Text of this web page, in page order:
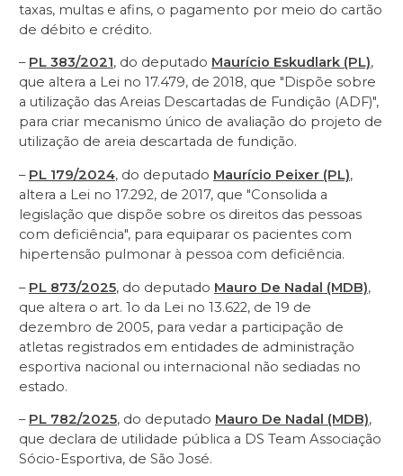
taxas, multas e afins, o pagamento por meio do cartão
de débito e crédito.
– PL 383/2021, do deputado Maurício Eskudlark (PL),
que altera a Lei no 17.479, de 2018, que "Dispõe sobre
a utilização das Areias Descartadas de Fundição (ADF)",
para criar mecanismo único de avaliação do projeto de
utilização de areia descartada de fundição.
– PL 179/2024, do deputado Maurício Peixer (PL),
altera a Lei no 17.292, de 2017, que "Consolida a
legislação que dispõe sobre os direitos das pessoas
com deficiência", para equiparar os pacientes com
hipertensão pulmonar à pessoa com deficiência.
– PL 873/2025, do deputado Mauro De Nadal (MDB),
que altera o art. 1o da Lei no 13.622, de 19 de
dezembro de 2005, para vedar a participação de
atletas registrados em entidades de administração
esportiva nacional ou internacional não sediadas no
estado.
– PL 782/2025, do deputado Mauro De Nadal (MDB),
que declara de utilidade pública a DS Team Associação
Sócio-Esportiva, de São José.